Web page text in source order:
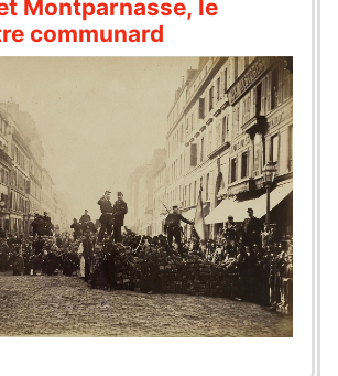
Montparnasse, le
communard